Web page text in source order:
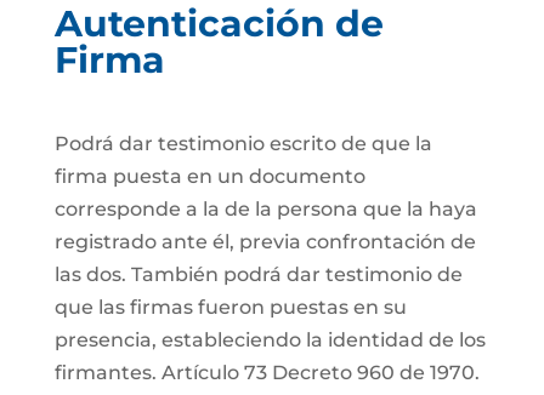
Autenticación de
Firma
Podrá dar testimonio escrito de que la
firma puesta en un documento
corresponde a la de la persona que la haya
registrado ante él, previa confrontación de
las dos. También podrá dar testimonio de
que las firmas fueron puestas en su
presencia, estableciendo la identidad de los
firmantes. Artículo 73 Decreto 960 de 1970.